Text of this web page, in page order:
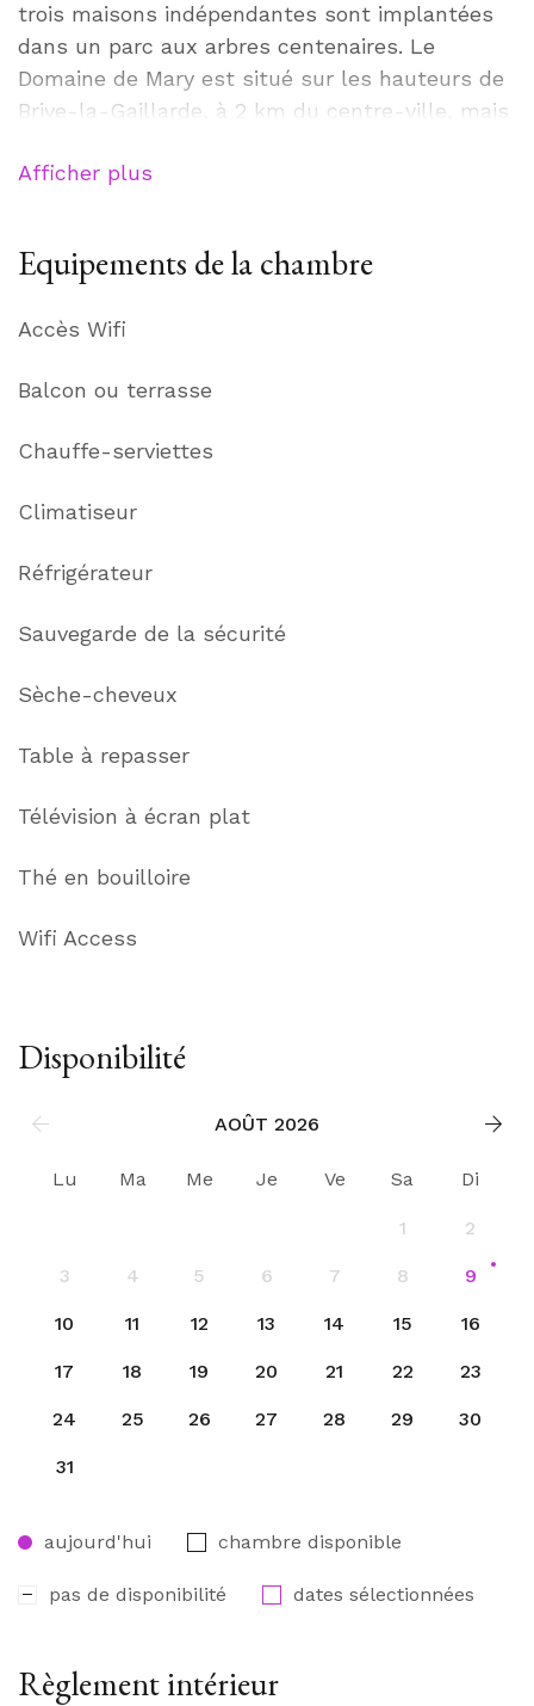
trois maisons indépendantes sont implantées
dans un parc aux arbres centenaires. Le
Domaine de Mary est situé sur les hauteurs de
Brive-la-Gaillarde, à 2 km du centre-ville, mais
domaine dispose d’une grande piscine chauffée,
sport et propose des vélos électriques et des
Afficher plus
Equipements de la chambre
Accès Wifi
Balcon ou terrasse
Chauffe-serviettes
Climatiseur
Réfrigérateur
Sauvegarde de la sécurité
Sèche-cheveux
Table à repasser
Télévision à écran plat
Thé en bouilloire
Wifi Access
Disponibilité
AOÛT 2026
Lu Ma Me Je Ve Sa Di
1 2
3 4 5 6 7 8 9
10 11 12 13 14 15 16
17 18 19 20 21 22 23
24 25 26 27 28 29 30
31
aujourd'hui chambre disponible
pas de disponibilité dates sélectionnées
Règlement intérieur